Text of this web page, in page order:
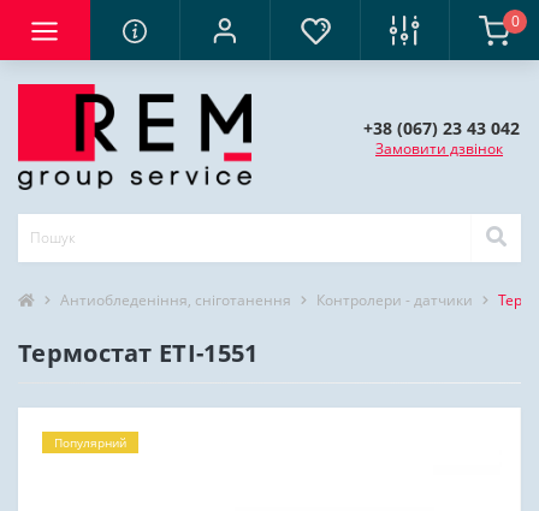
0
+38 (067) 23 43 042
Замовити дзвінок
Антиобледеніння, сніготанення Контролери - датчики
Термостат ETI-1551
Популярний